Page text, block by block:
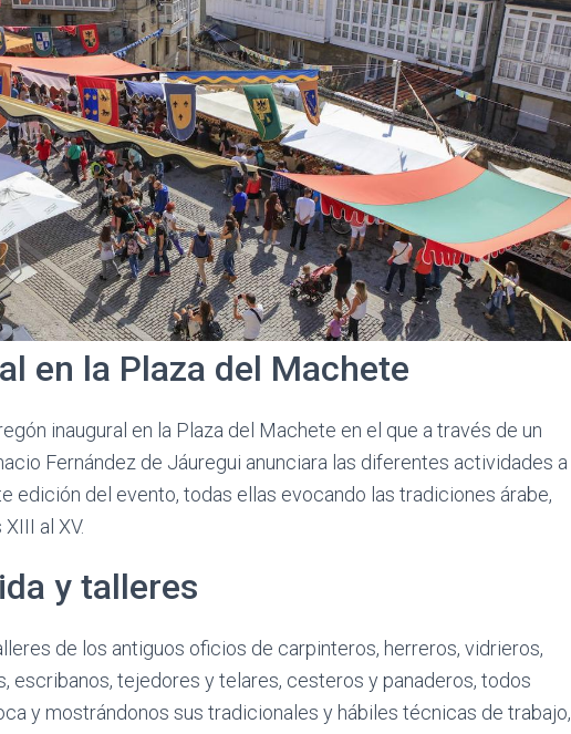
en la Plaza del Machete
inaugural en la Plaza del Machete en el que a través de un
Fernández de Jáuregui anunciara las diferentes actividades a
edición del evento, todas ellas evocando las tradiciones árabe,
al XV.
y talleres
de los antiguos oficios de carpinteros, herreros, vidrieros,
escribanos, tejedores y telares, cesteros y panaderos, todos
y mostrándonos sus tradicionales y hábiles técnicas de trabajo,